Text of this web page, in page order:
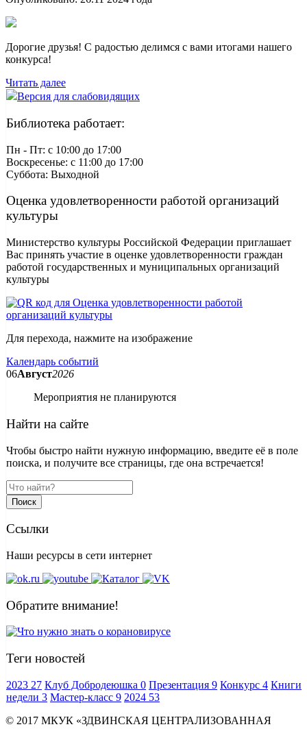
Дорогие друзья! С радостью делимся с вами итогами нашего
конкурса!
Читать далее
Версия для слабовидящих
Библиотека работает:
Пн - Пт: c 10:00 до 17:00
Воскресенье: c 11:00 до 17:00
Суббота: Выходной
Оценка удовлетворенности работой организаций
культуры
Министерство культуры Российской Федерации приглашает
Вас принять участие в оценке удовлетворенности граждан
работой государственных и муниципальных организаций
культуры
Для перехода, нажмите на изображение
Календарь событий
06Август2026
Мероприятия не планируются
Найти на сайте
Чтобы быстро найти нужную информацию, введите её в поле
поиска, и получите все страницы, где она встречается!
Поиск
Ссылки
Наши ресурсы в сети интернет
Обратите внимание!
Теги новостей
2023 27 Клуб Добродеюшка 0 Презентация 9 Конкурс 4 Книги
недели 3 Мастер-класс 9 2024 53
© 2017 МКУК «ЗДВИНСКАЯ ЦЕНТРАЛИЗОВАННАЯ